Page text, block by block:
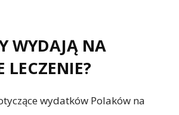
WYDAJĄ NA
LECZENIE?
wydatków Polaków na